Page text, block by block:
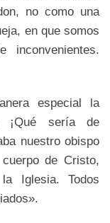
no como una
en que somos
especial la
¡Qué sería de
nuestro obispo
de Cristo,
Iglesia. Todos